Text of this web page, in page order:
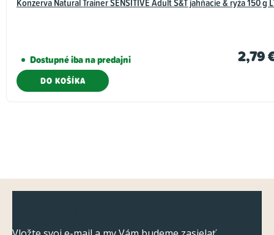
Dostupné iba na predajni 2,79
DO KOŠÍKA